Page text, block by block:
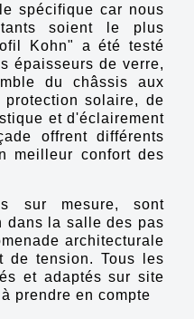
spécifique car nous
soient le plus
Kohn" a été testé
épaisseurs de verre,
du châssis aux
solaire, de
et d'éclairement
offrent différents
meilleur confort des
sur mesure, sont
dans la salle des pas
architecturale
de tension. Tous les
et adaptés sur site
prendre en compte